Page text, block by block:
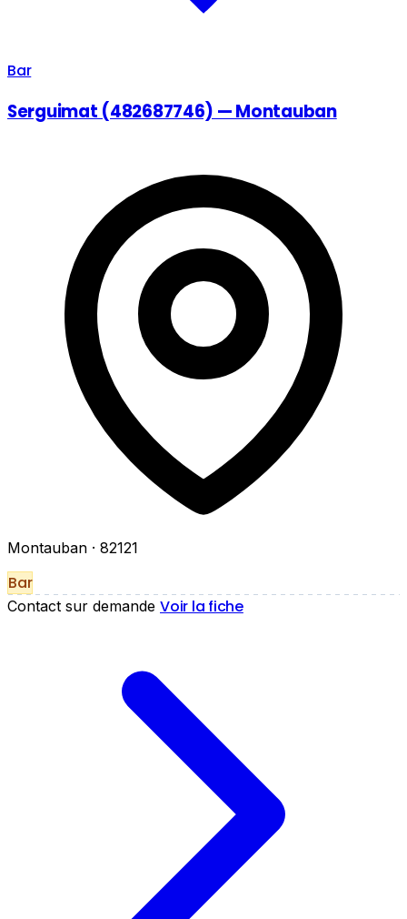
Bar
Serguimat (482687746) — Montauban
Montauban · 82121
Bar
Contact sur demande Voir la fiche